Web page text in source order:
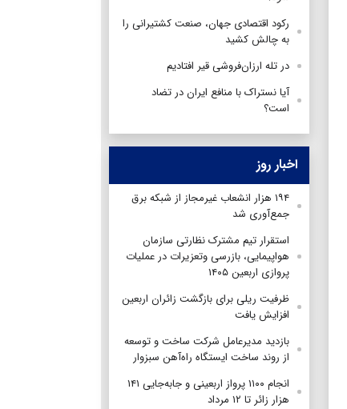
رکود اقتصادی جهان، صنعت کشتیرانی را
به چالش کشید
در تله ارزان‌فروشی قیر افتادیم
آیا نستراک با منافع ایران در تضاد
است؟
اخبار روز
۱۹۴ هزار انشعاب غیرمجاز از شبکه برق
جمع‌آوری شد
استقرار تیم مشترک نظارتی سازمان
هواپیمایی، بازرسی وتعزیرات در عملیات
پروازی اربعین ۱۴۰۵
ظرفیت ریلی برای بازگشت زائران اربعین
افزایش یافت
بازدید مدیرعامل شرکت ساخت و توسعه
از روند ساخت ایستگاه راه‌آهن سبزوار
انجام ۱۱۰۰ پرواز اربعینی و جابه‌جایی ۱۴۱
هزار زائر تا ۱۲ مرداد